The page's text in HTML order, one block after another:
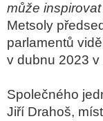
může
Metsoly
parlamentů
v dubnu 2023 v
Společného
Jiří Drahoš,